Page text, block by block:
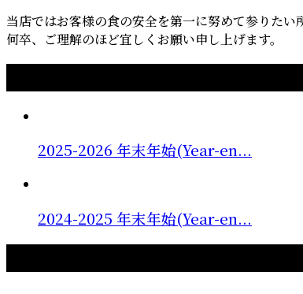
当店ではお客様の食の安全を第一に努めて参りたい
何卒、ご理解のほど宜しくお願い申し上げます。
2025-2026 年末年始(Year-en...
2024-2025 年末年始(Year-en...